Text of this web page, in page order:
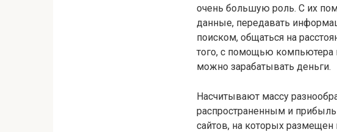
очень большую роль. С их
данные, передавать
поиском, общаться на
того, с помощью компьютера
можно зарабатывать деньги.
Насчитывают массу
распространенным и
сайтов, на которых размещен